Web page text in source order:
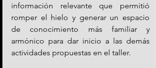
información relevante que permitió
romper el hielo y generar un espacio
de conocimiento más familiar y
armónico para dar inicio a las demás
actividades propuestas en el taller.